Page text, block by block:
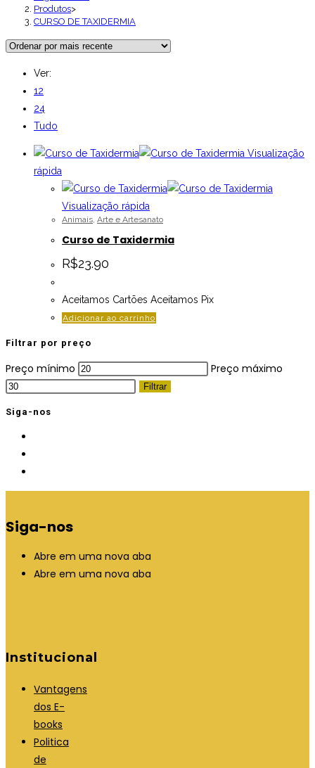
Produtos>
CURSO DE TAXIDERMIA
Ver:
12
24
Tudo
Visualização
rápida
Visualização rápida
Animais, Arte e Artesanato
Curso de Taxidermia
R$23.90
Aceitamos Cartões Aceitamos Pix
Adicionar ao carrinho
Filtrar por preço
Preço mínimo Preço máximo
Filtrar
Siga-nos
Siga-nos
Abre em uma nova aba
Abre em uma nova aba
Institucional
Vantagens
dos E-
books
Politica
de